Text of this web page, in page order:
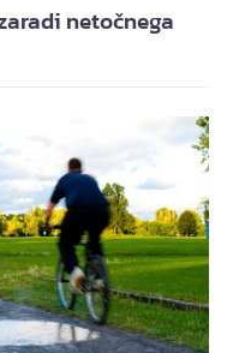
netočnega